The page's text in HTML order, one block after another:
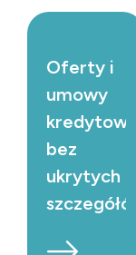
Oferty i
umowy
kredytowe
bez
ukrytych
szczegółów